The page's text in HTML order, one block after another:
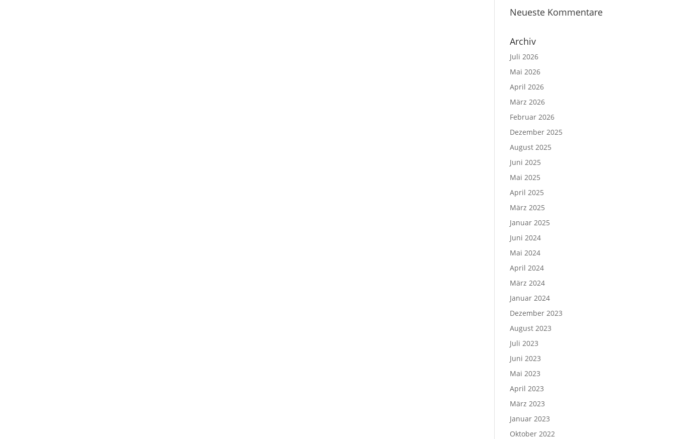
Neueste Kommentare
Archiv
Juli 2026
Mai 2026
April 2026
März 2026
Februar 2026
Dezember 2025
August 2025
Juni 2025
Mai 2025
April 2025
März 2025
Januar 2025
Juni 2024
Mai 2024
April 2024
März 2024
Januar 2024
Dezember 2023
August 2023
Juli 2023
Juni 2023
Mai 2023
April 2023
März 2023
Januar 2023
Oktober 2022